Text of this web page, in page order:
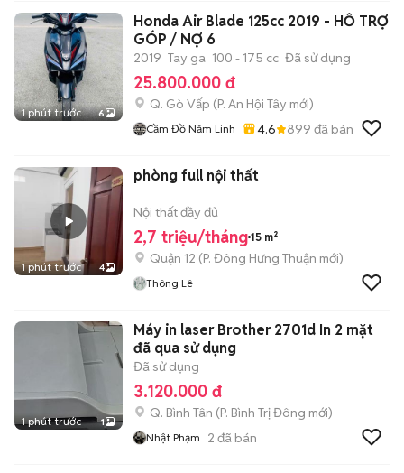
1 phút trước 6
Honda Air Blade 125cc 2019 - HỖ TRỢ
GÓP / NỢ 6
2019 Tay ga 100 - 175 cc Đã sử dụng
25.800.000 đ
Q. Gò Vấp (P. An Hội Tây mới)
Cầm Đồ Năm Linh 4.6 899 đã bán
1 phút trước 4
phòng full nội thất
Nội thất đầy đủ
2,7 triệu/tháng 15 m²
Quận 12 (P. Đông Hưng Thuận mới)
Thông Lê
1 phút trước 1
Máy in laser Brother 2701d In 2 mặt
đã qua sử dụng
Đã sử dụng
3.120.000 đ
Q. Bình Tân (P. Bình Trị Đông mới)
Nhật Phạm 2 đã bán